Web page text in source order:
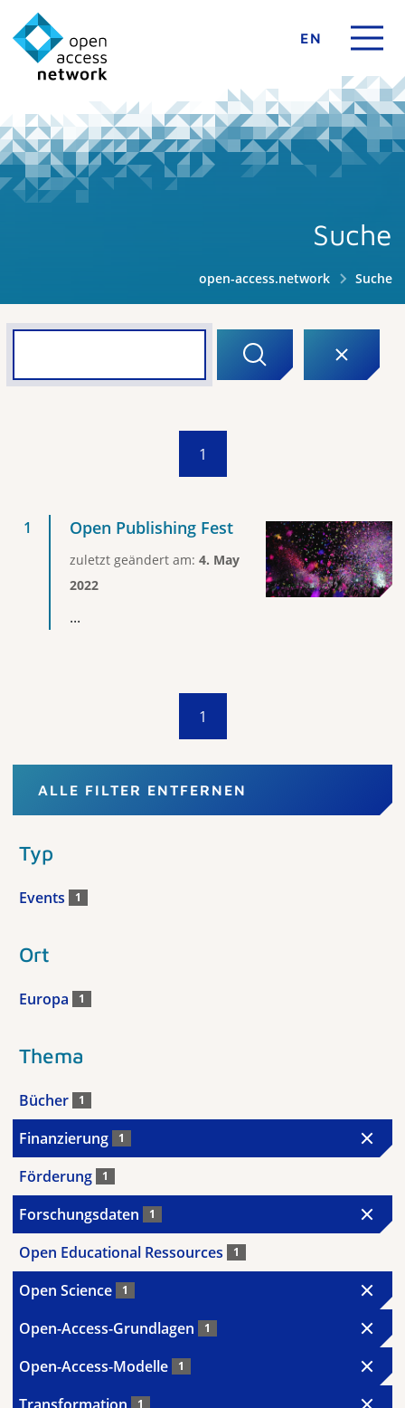
EN
Suche
open-access.network Suche
1
Open Publishing Fest
zuletzt geändert am: 4. May
2022
...
1
ALLE FILTER ENTFERNEN
Typ
Events 1
Ort
Europa 1
Thema
Bücher 1
Finanzierung 1
Förderung 1
Forschungsdaten 1
Open Educational Ressources 1
Open Science 1
Open-Access-Grundlagen 1
Open-Access-Modelle 1
1